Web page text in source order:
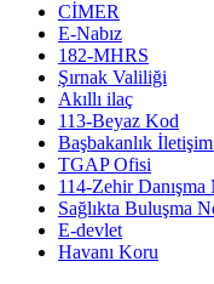
CİMER
E-Nabız
182-MHRS
Şırnak Valiliği
Akıllı ilaç
113-Beyaz Kod
Başbakanlık
TGAP Ofisi
114-Zehir Danışma
Sağlıkta Buluşma
E-devlet
Havanı Koru